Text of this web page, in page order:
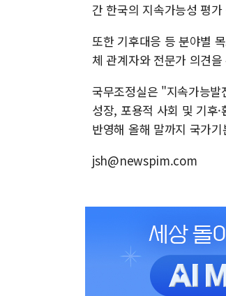
간 한국의 지속가능성 평
또한 기후대응 등 분야별
체 관계자와 전문가 의견
국무조정실은 "지속가능발
성장, 포용적 사회 및 기후
반영해 올해 말까지 국가
jsh@newspim.com